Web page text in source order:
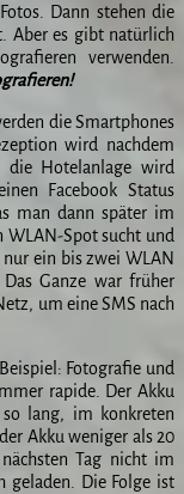
Dann stehen die
Aber es gibt natürlich
verwenden.
die Smartphones
wird nachdem
die Hotelanlage wird
Facebook Status
man dann später im
WLAN-Spot sucht und
ein bis zwei WLAN
Ganze war früher
um eine SMS nach
Fotografie und
rapide. Der Akku
lang, im konkreten
Akku weniger als 20
Tag nicht im
Die Folge ist